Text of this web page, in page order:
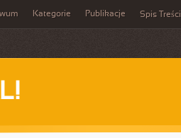
Kategorie Publikacje Spis Treści